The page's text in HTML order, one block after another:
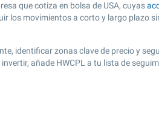
que cotiza en bolsa de USA, cuyas
los movimientos a corto y largo plazo
identificar zonas clave de precio y
invertir, añade HWCPL a tu lista de